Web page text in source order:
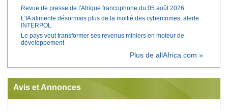
Revue de presse de l'Afrique francophone du 05 août 2026
L'IA alimente désormais plus de la moitié des cybercrimes, alerte
INTERPOL
Le pays veut transformer ses revenus miniers en moteur de
développement
Plus de allAfrica.com »
Avis et Annonces